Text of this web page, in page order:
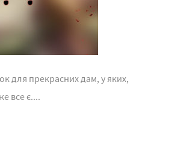
для прекрасних дам, у яких,
все є....